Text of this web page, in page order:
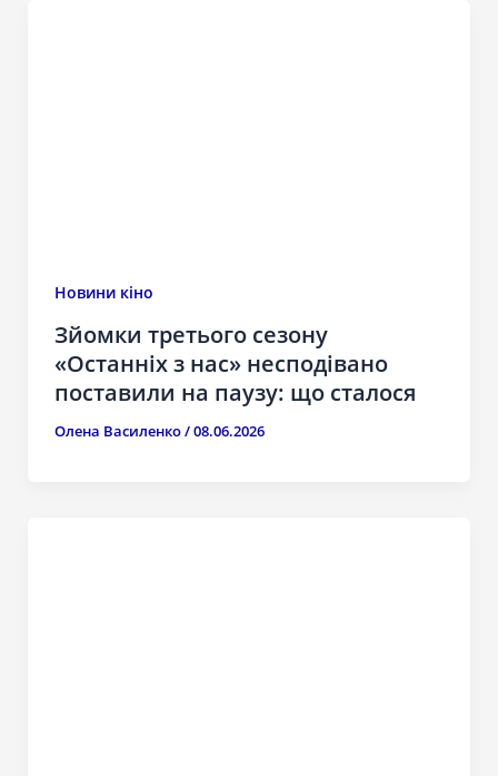
Новини кіно
Зйомки третього сезону
«Останніх з нас» несподівано
поставили на паузу: що сталося
Олена Василенко/08.06.2026